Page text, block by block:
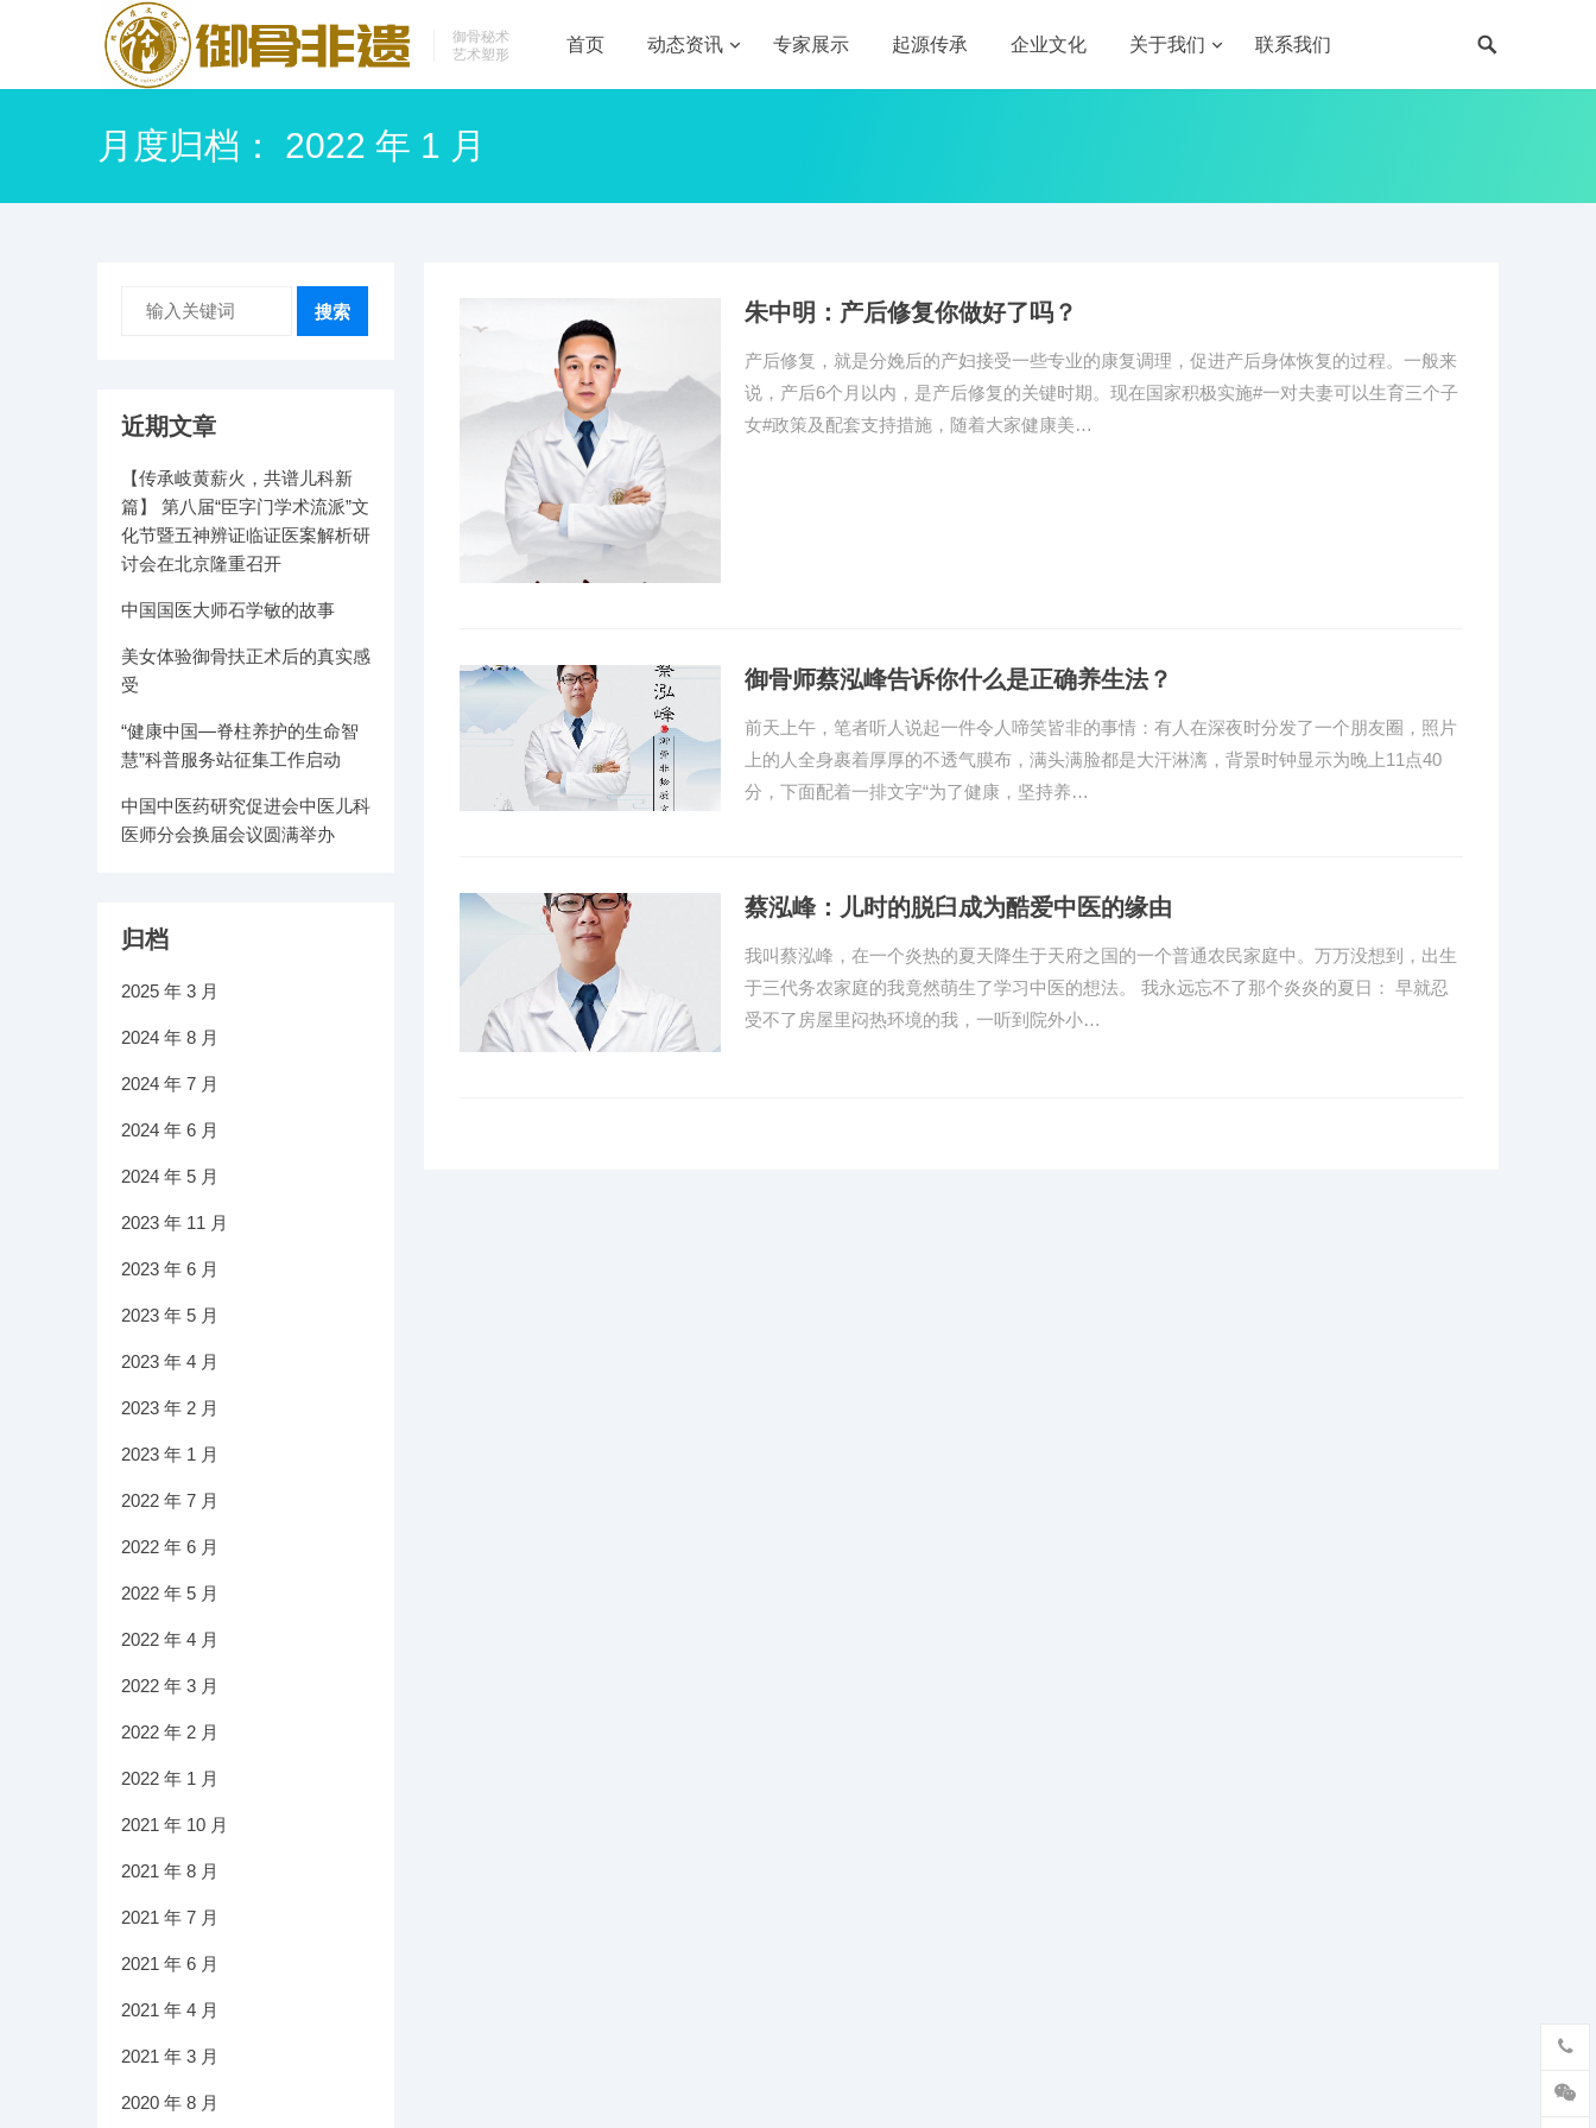
御骨秘术
艺术塑形
首页 动态资讯 专家展示 起源传承 企业文化 关于我们 联系我们
月度归档： 2022 年 1 月
朱中明：产后修复你做好了吗？
产后修复，就是分娩后的产妇接受一些专业的康复调理，促进产后身体恢复的过程。一般来
说，产后6个月以内，是产后修复的关键时期。现在国家积极实施#一对夫妻可以生育三个子
女#政策及配套支持措施，随着大家健康美…
御骨师蔡泓峰告诉你什么是正确养生法？
前天上午，笔者听人说起一件令人啼笑皆非的事情：有人在深夜时分发了一个朋友圈，照片
上的人全身裹着厚厚的不透气膜布，满头满脸都是大汗淋漓，背景时钟显示为晚上11点40
分，下面配着一排文字“为了健康，坚持养…
蔡泓峰：儿时的脱臼成为酷爱中医的缘由
我叫蔡泓峰，在一个炎热的夏天降生于天府之国的一个普通农民家庭中。万万没想到，出生
于三代务农家庭的我竟然萌生了学习中医的想法。 我永远忘不了那个炎炎的夏日： 早就忍
受不了房屋里闷热环境的我，一听到院外小…
搜索
近期文章
【传承岐黄薪火，共谱儿科新
篇】 第八届“臣字门学术流派”文
化节暨五神辨证临证医案解析研
讨会在北京隆重召开
中国国医大师石学敏的故事
美女体验御骨扶正术后的真实感
受
“健康中国—脊柱养护的生命智
慧”科普服务站征集工作启动
中国中医药研究促进会中医儿科
医师分会换届会议圆满举办
归档
2025 年 3 月
2024 年 8 月
2024 年 7 月
2024 年 6 月
2024 年 5 月
2023 年 11 月
2023 年 6 月
2023 年 5 月
2023 年 4 月
2023 年 2 月
2023 年 1 月
2022 年 7 月
2022 年 6 月
2022 年 5 月
2022 年 4 月
2022 年 3 月
2022 年 2 月
2022 年 1 月
2021 年 10 月
2021 年 8 月
2021 年 7 月
2021 年 6 月
2021 年 4 月
2021 年 3 月
2020 年 8 月